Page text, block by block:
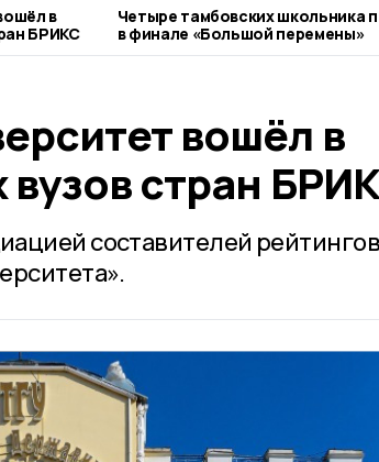
в
БРИКС
Четыре тамбовских школьника
в финале «Большой перемены»
вошёл в
стран
составителей